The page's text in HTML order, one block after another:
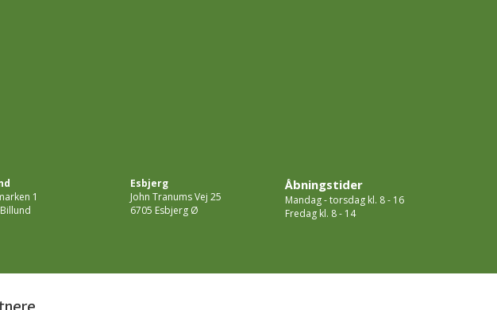
1
Esbjerg
John Tranums Vej 25
6705 Esbjerg Ø
Åbningstider
Mandag - torsdag kl. 8 - 16
Fredag kl. 8 - 14